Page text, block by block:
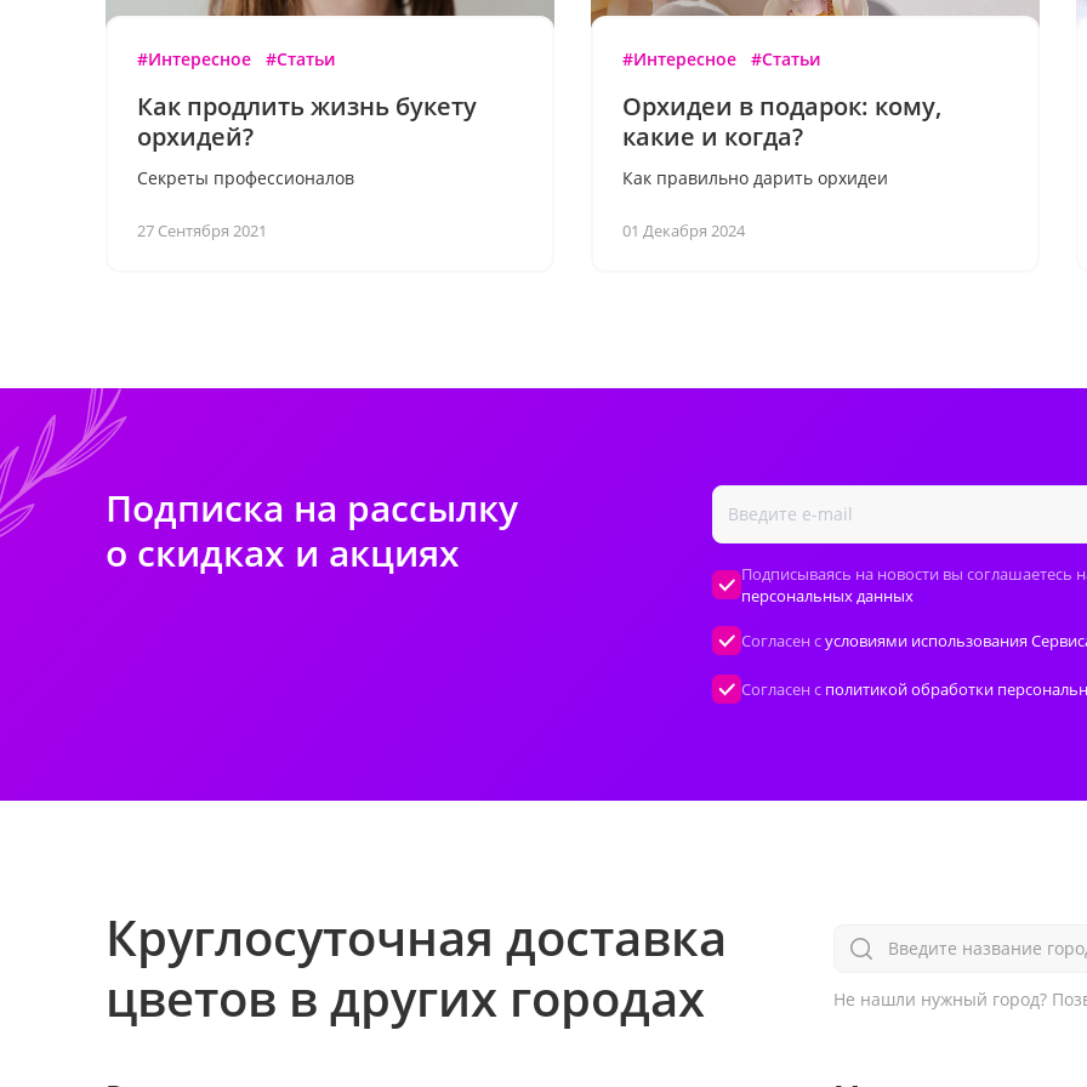
#Интересное #Статьи
Как продлить жизнь букету
орхидей?
Секреты профессионалов
27 Сентября 2021
#Интересное #Статьи
Орхидеи в подарок: кому,
какие и когда?
Как правильно дарить орхидеи
01 Декабря 2024
Подписка на рассылку
о скидках и акциях
Подписываясь на новости вы соглашаетесь
персональных данных
Согласен сусловиями использования
Согласен с политикой обработки
Круглосуточная доставка
цветов в других городах
Введите название
Не нашли нужный город?